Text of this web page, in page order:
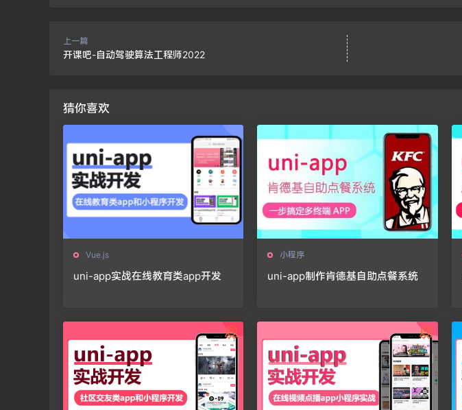
上一篇
开课吧-自动驾驶算法工程师2022
猜你喜欢
Vue.js
uni-app实战在线教育类app开发
小程序
uni-app制作肯德基自助点餐系统